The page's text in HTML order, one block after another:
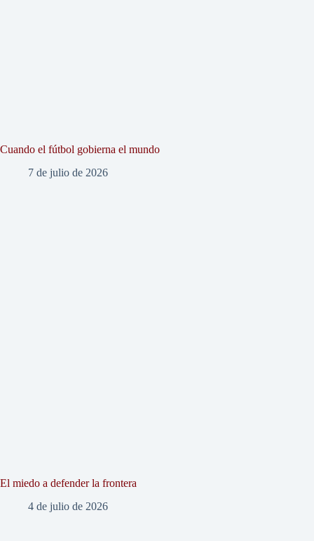
Cuando el fútbol gobierna el mundo
7 de julio de 2026
El miedo a defender la frontera
4 de julio de 2026